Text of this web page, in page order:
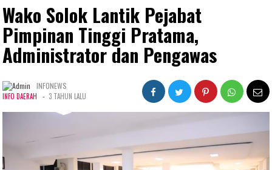
Wako Solok Lantik Pejabat
Pimpinan Tinggi Pratama,
Administrator dan Pengawas
INFONEWS
INFO DAERAH - 3 TAHUN LALU